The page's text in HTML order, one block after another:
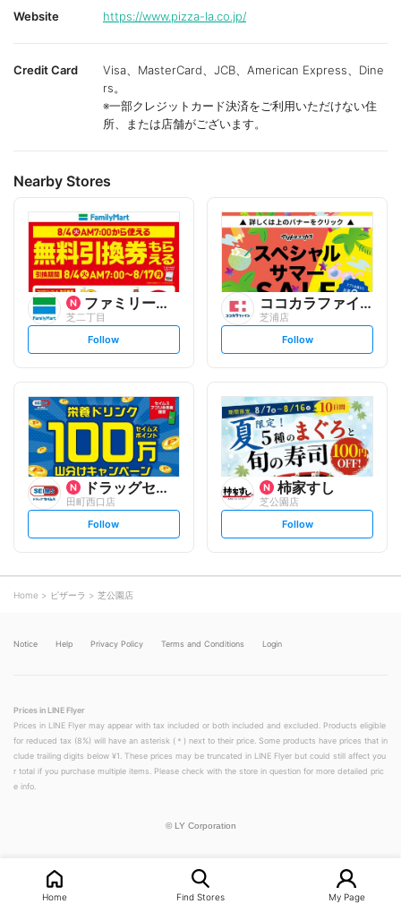
Website https://www.pizza-la.co.jp/
Credit Card
Visa、MasterCard、JCB、American Express、Dine
rs。
※一部クレジットカード決済をご利用いただけない住
所、または店舗がございます。
Nearby Stores
ファミリーマート
芝二丁目
s
t
l
o
w
Follow
ココカラファイン
芝浦店
s
t
l
o
w
Follow
ドラッグセイムス
田町西口店
s
t
o
w
Follow
柿家すし
芝公園店
s
t
Follow
Home ピザーラ 芝公園店
Notice Help Privacy Policy Terms and Conditions Login
Prices in LINE Flyer
Prices in LINE Flyer may appear with tax included or both included and excluded. Products eligible
for reduced tax (8%) will have an asterisk (＊) next to their price. Some products have prices that in
clude trailing digits below ¥1. These prices may be truncated in LINE Flyer but could still affect you
r total if you purchase multiple items. Please check with the store in question for more detailed pric
e info.
© LY Corporation
Home Find Stores My Page